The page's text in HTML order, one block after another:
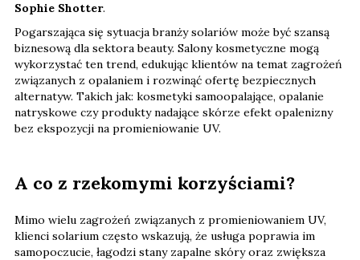
Sophie Shotter.
Pogarszająca się sytuacja branży solariów może być szansą
biznesową dla sektora beauty. Salony kosmetyczne mogą
wykorzystać ten trend, edukując klientów na temat zagrożeń
związanych z opalaniem i rozwinąć ofertę bezpiecznych
alternatyw. Takich jak: kosmetyki samoopalające, opalanie
natryskowe czy produkty nadające skórze efekt opalenizny
bez ekspozycji na promieniowanie UV.
A co z rzekomymi korzyściami?
Mimo wielu zagrożeń związanych z promieniowaniem UV,
klienci solarium często wskazują, że usługa poprawia im
samopoczucie, łagodzi stany zapalne skóry oraz zwiększa